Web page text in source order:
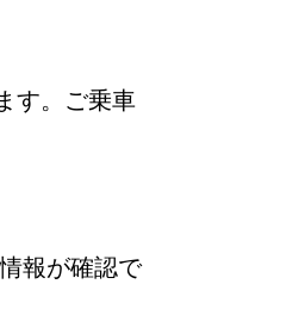
す。ご乗車
報が確認で